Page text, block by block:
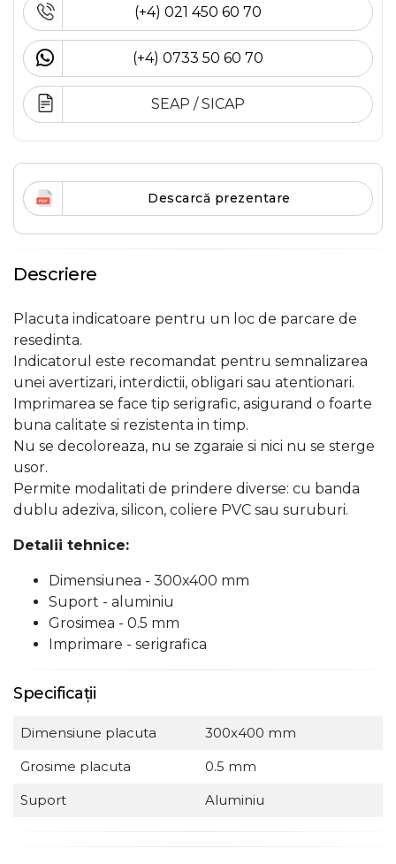
(+4) 021 450 60 70
(+4) 0733 50 60 70
SEAP / SICAP
Descarcă prezentare
Descriere
Placuta indicatoare pentru un loc de parcare de
resedinta.
Indicatorul este recomandat pentru semnalizarea
unei avertizari, interdictii, obligari sau atentionari.
Imprimarea se face tip serigrafic, asigurand o foarte
buna calitate si rezistenta in timp.
Nu se decoloreaza, nu se zgaraie si nici nu se sterge
usor.
Permite modalitati de prindere diverse: cu banda
dublu adeziva, silicon, coliere PVC sau suruburi.
Detalii tehnice:
Dimensiunea - 300x400 mm
Suport - aluminiu
Grosimea - 0.5 mm
Imprimare - serigrafica
Specificații
Dimensiune placuta
300x400 mm
Grosime placuta
0.5 mm
Suport
Aluminiu